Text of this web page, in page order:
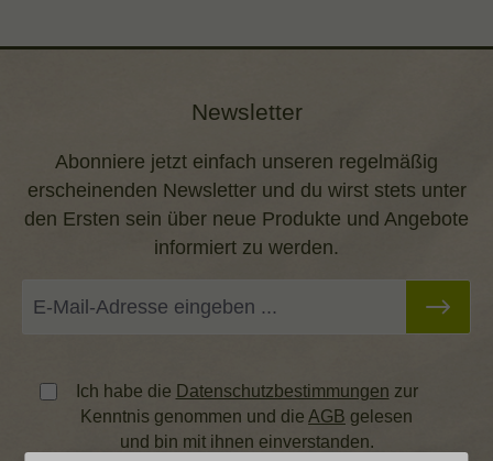
Newsletter
Abonniere jetzt einfach unseren regelmäßig
erscheinenden Newsletter und du wirst stets unter
den Ersten sein über neue Produkte und Angebote
informiert zu werden.
Ich habe die Datenschutzbestimmungen zur
Kenntnis genommen und die AGB gelesen
und bin mit ihnen einverstanden.